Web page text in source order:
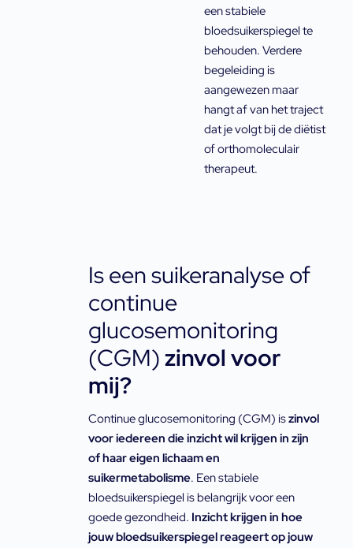
een stabiele
bloedsuikerspiegel te
behouden. Verdere
begeleiding is
aangewezen maar
hangt af van het traject
dat je volgt bij de diëtist
of orthomoleculair
therapeut.
Is een suikeranalyse of
continue
glucosemonitoring
(CGM)zinvol voor
mij?
Continue glucosemonitoring (CGM) iszinvol
voor iedereen die inzicht wil krijgen in zijn
of haar eigen lichaam en
suikermetabolisme. Een stabiele
bloedsuikerspiegel is belangrijk voor een
goede gezondheid. Inzicht krijgen in hoe
jouw bloedsuikerspiegel reageert op jouw